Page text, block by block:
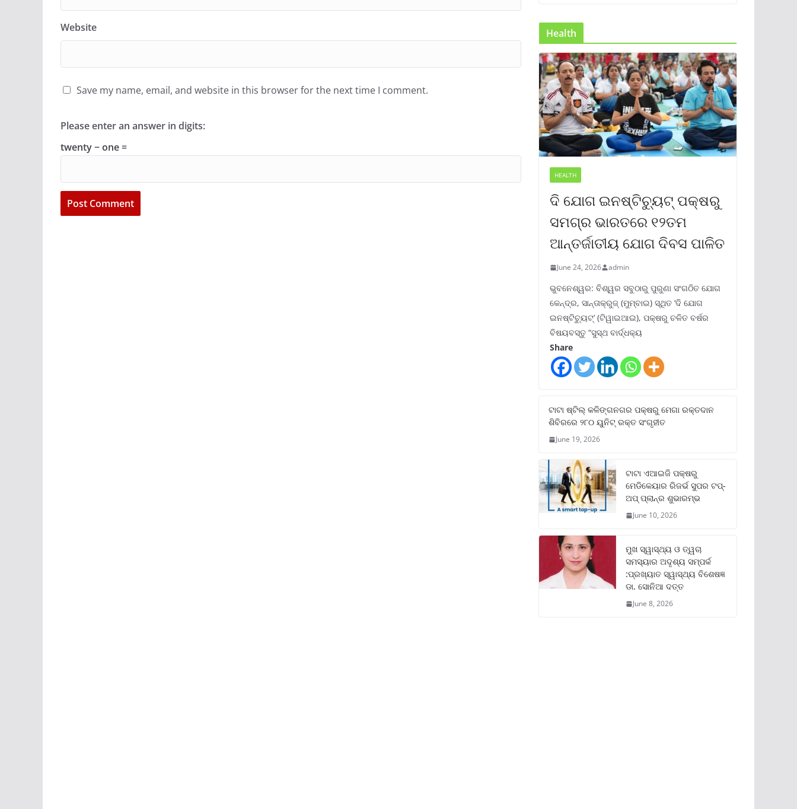
Website
Save my name, email, and website in this browser for the next time I comment.
Please enter an answer in digits:
twenty − one =
Health
HEALTH
ଦି ଯୋଗ ଇନଷ୍ଟିଚ୍ୟୁଟ୍ ପକ୍ଷରୁ
ସମଗ୍ର ଭାରତରେ ୧୨ତମ
ଆନ୍ତର୍ଜାତୀୟ ଯୋଗ ଦିବସ ପାଳିତ
June 24, 2026 admin
ଭୁବନେଶ୍ୱର: ବିଶ୍ୱର ସବୁଠାରୁ ପୁରୁଣା ସଂଗଠିତ ଯୋଗ
କେନ୍ଦ୍ର, ସାନ୍ତାକ୍ରୁଜ୍ (ମୁମ୍ବାଇ) ସ୍ଥିତ ‘ଦି ଯୋଗ
ଇନଷ୍ଟିଚ୍ୟୁଟ୍‌’ (ଟିୱାଇଆଇ), ପକ୍ଷରୁ ଚଳିତ ବର୍ଷର
ବିଷୟବସ୍ତୁ “ସୁସ୍ଥ ବାର୍ଦ୍ଧକ୍ୟ
Share
ଟାଟା ଷ୍ଟିଲ୍‌ କଳିଙ୍ଗନଗର ପକ୍ଷରୁ ମେଗା ରକ୍ତଦାନ
ଶିବିରରେ ୨୮୦ ୟୁନିଟ୍‌ ରକ୍ତ ସଂଗୃହୀତ
June 19, 2026
ଟାଟା ଏଆଇଜି ପକ୍ଷରୁ
ମେଡିକେୟାର ରିଜର୍ଭ ସୁପର ଟପ୍‌-
ଅପ୍ ପ୍ଲାନ୍‌ର ଶୁଭାରମ୍ଭ
June 10, 2026
ମୁଖ ସ୍ୱାସ୍ଥ୍ୟ ଓ ତ୍ୱଚା
ସମସ୍ୟାର ଅଦୃଶ୍ୟ ସମ୍ପର୍କ
:ପ୍ରଖ୍ୟାତ ସ୍ୱାସ୍ଥ୍ୟ ବିଶେଷଜ୍ଞ
ଡା. ସୋନିଆ ଦତ୍ତ
June 8, 2026